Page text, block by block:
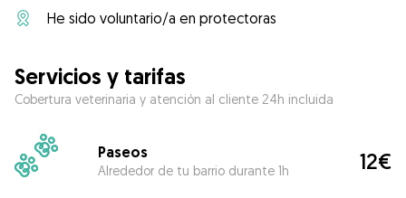
He sido voluntario/a en protectoras
Servicios y tarifas
Cobertura veterinaria y atención al cliente 24h incluida
Paseos
Alrededor de tu barrio durante 1h 12€